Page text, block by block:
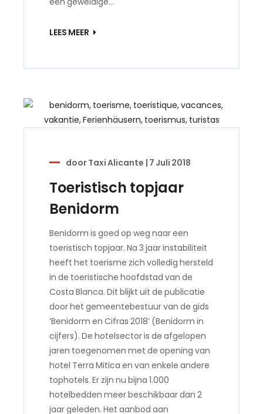
LEES MEER
doorTaxi Alicante | 7 Juli 2018
Toeristisch topjaar
Benidorm
Benidorm is goed op weg naar een
toeristisch topjaar. Na 3 jaar instabiliteit
heeft het toerisme zich volledig hersteld
in de toeristische hoofdstad van de
Costa Blanca. Dit blijkt uit de publicatie
door het gemeentebestuur van de gids
‘Benidorm en Cifras 2018’ (Benidorm in
cijfers). De hotelsector is de afgelopen
jaren toegenomen met de opening van
hotel Terra Mitica en van enkele andere
tophotels. Er zijn nu bijna 1.000
hotelbedden meer beschikbaar dan 2
jaar geleden. Het aanbod aan